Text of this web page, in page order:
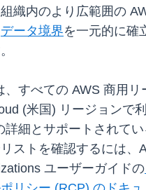
織内のより広範囲の
データ境界を一元的に確
、すべての AWS 商用リ
(米国) リージョンで
詳細とサポートされて
ストを確認するには、
ユーザーガイドの